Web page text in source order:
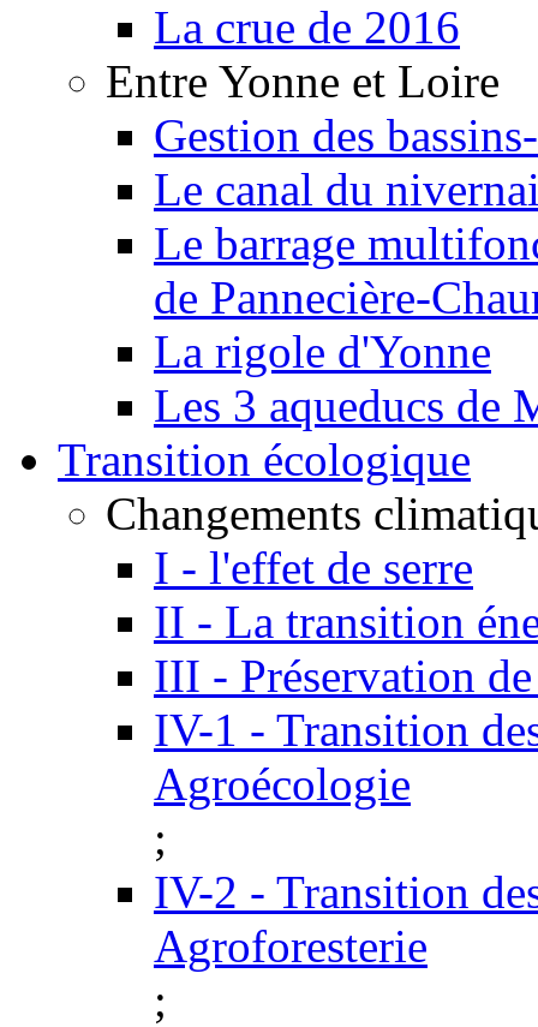
La crue de 2016
Entre Yonne et Loire
Gestion des
Le canal du
Le barrage
de Pannecière-
La rigole d'Yonne
Les 3 aqueducs de
Transition écologique
Changements
I - l'effet de serre
II - La transition
III - Préservation
IV-1 - Transition
Agroécologie
;
IV-2 - Transition
Agroforesterie
;